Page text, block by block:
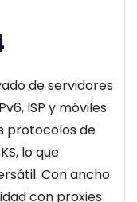
de servidores
ISP y móviles
protocolos de
lo que
Con ancho
con proxies